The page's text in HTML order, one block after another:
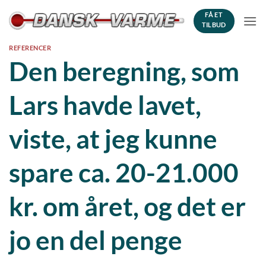
FÅ ET
TILBUD
REFERENCER
Den beregning, som
Lars havde lavet,
viste, at jeg kunne
spare ca. 20-21.000
kr. om året, og det er
jo en del penge